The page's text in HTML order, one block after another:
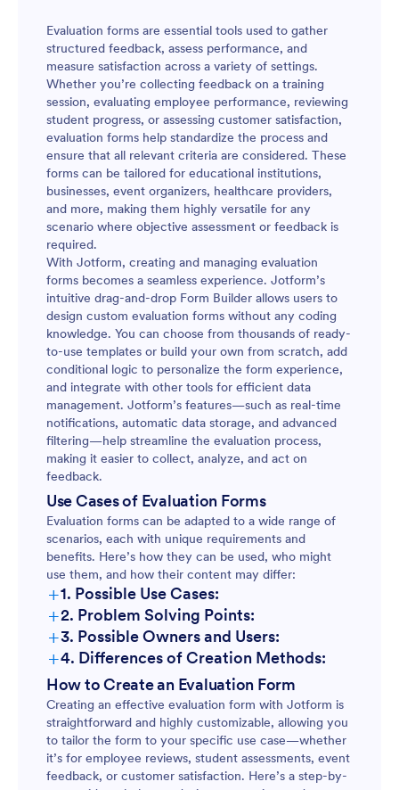
Evaluation forms are essential tools used to gather
structured feedback, assess performance, and
measure satisfaction across a variety of settings.
Whether you’re collecting feedback on a training
session, evaluating employee performance, reviewing
student progress, or assessing customer satisfaction,
evaluation forms help standardize the process and
ensure that all relevant criteria are considered. These
forms can be tailored for educational institutions,
businesses, event organizers, healthcare providers,
and more, making them highly versatile for any
scenario where objective assessment or feedback is
required.
With Jotform, creating and managing evaluation
forms becomes a seamless experience. Jotform’s
intuitive drag-and-drop Form Builder allows users to
design custom evaluation forms without any coding
knowledge. You can choose from thousands of ready-
to-use templates or build your own from scratch, add
conditional logic to personalize the form experience,
and integrate with other tools for efficient data
management. Jotform’s features—such as real-time
notifications, automatic data storage, and advanced
filtering—help streamline the evaluation process,
making it easier to collect, analyze, and act on
feedback.
Use Cases of Evaluation Forms
Evaluation forms can be adapted to a wide range of
scenarios, each with unique requirements and
benefits. Here’s how they can be used, who might
use them, and how their content may differ:
+1. Possible Use Cases:
+2. Problem Solving Points:
+3. Possible Owners and Users:
+4. Differences of Creation Methods:
Employee Evaluations:
Student Assessments:
Event Feedback:
How to Create an Evaluation Form
Creating an effective evaluation form with Jotform is
straightforward and highly customizable, allowing you
to tailor the form to your specific use case—whether
it’s for employee reviews, student assessments, event
feedback, or customer satisfaction. Here’s a step-by-